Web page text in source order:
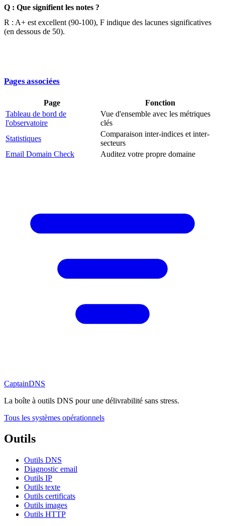
Q : Que signifient les notes ?
R : A+ est excellent (90-100), F indique des lacunes significatives
(en dessous de 50).
Pages associées
Page
Fonction
Tableau de bord de
l'observatoire
Vue d'ensemble avec les métriques
clés
Statistiques
Comparaison inter-indices et inter-
secteurs
Email Domain Check
Auditez votre propre domaine
CaptainDNS
La boîte à outils DNS pour une délivrabilité sans stress.
Tous les systèmes opérationnels
Outils
Outils DNS
Diagnostic email
Outils IP
Outils texte
Outils certificats
Outils images
Outils HTTP